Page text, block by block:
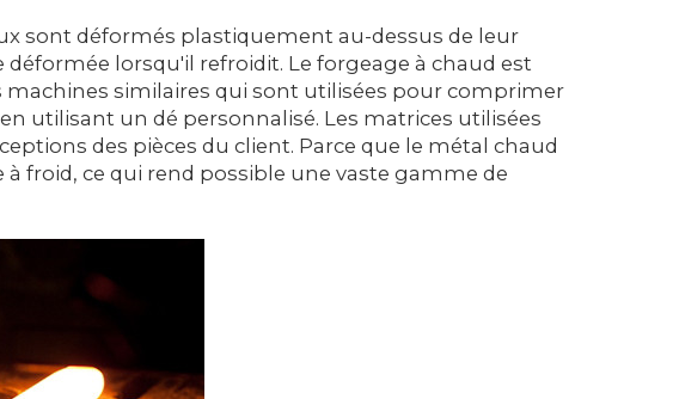
sont déformés plastiquement au-dessus de leur
lorsqu'il refroidit. Le forgeage à chaud est
machines similaires qui sont utilisées pour comprimer
utilisant un dé personnalisé. Les matrices utilisées
des pièces du client. Parce que le métal chaud
froid, ce qui rend possible une vaste gamme de